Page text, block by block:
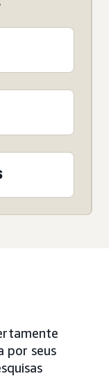
por seus